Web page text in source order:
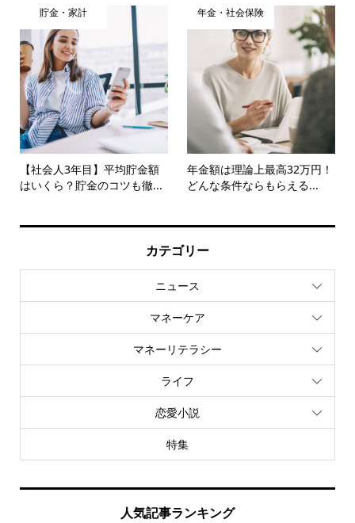
貯金・家計
【社会人3年目】平均貯金額
はいくら？貯金のコツも徹...
年金・社会保険
年金額は理論上最高32万円！
どんな条件ならもらえる...
カテゴリー
ニュース
マネーケア
マネーリテラシー
ライフ
恋愛小説
特集
人気記事ランキング